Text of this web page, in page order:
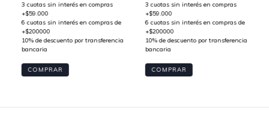
COMPRAR COMPRAR